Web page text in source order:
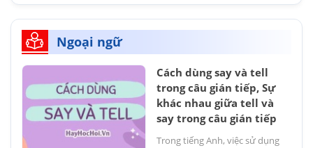
Ngoại ngữ
Cách dùng say và tell
trong câu gián tiếp, Sự
khác nhau giữa tell và
say trong câu gián tiếp
Trong tiếng Anh, việc sử dụng